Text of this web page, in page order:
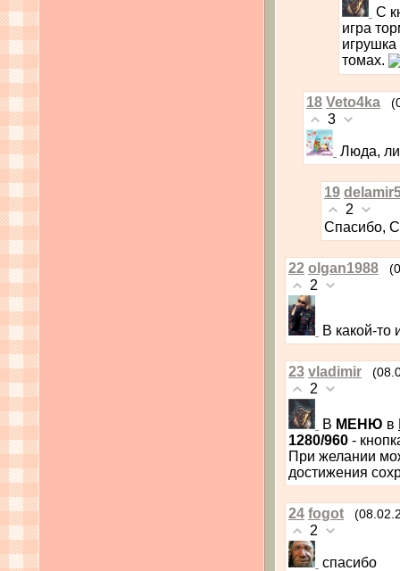
С
игра
томах.
18 Veto4ka
3
Люда,
19
2
Спасибо,
22 olgan1988
2
В какой-то
23 vladimir
2
В МЕНЮ в
1280/960 -
При желании
достижения
24 fogot
2
спасибо